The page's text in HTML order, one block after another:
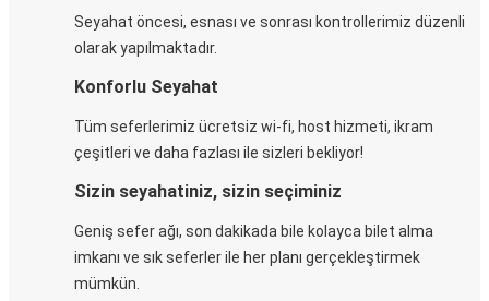
Seyahat öncesi, esnası ve sonrası kontrollerimiz düzenli
olarak yapılmaktadır.
Konforlu Seyahat
Tüm seferlerimiz ücretsiz wi-fi, host hizmeti, ikram
çeşitleri ve daha fazlası ile sizleri bekliyor!
Sizin seyahatiniz, sizin seçiminiz
Geniş sefer ağı, son dakikada bile kolayca bilet alma
imkanı ve sık seferler ile her planı gerçekleştirmek
mümkün.